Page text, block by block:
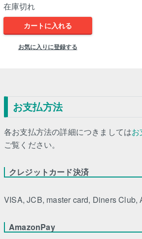
在庫切れ
カートに入れる
お気に入りに登録する
お支払方法
各お支払方法の詳細につきましてはお
ご覧ください。
クレジットカード決済
VISA, JCB, master card, Diners Club,
AmazonPay